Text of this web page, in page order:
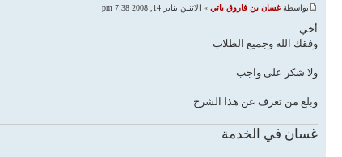
بواسطةغسان بن فاروق باتي » الاثنين يناير 14, 2008 7:38 pm
أخي
وفقك الله وجميع الطلاب
ولا شكر على واجب
وبلغ من تعرف عن هذا الشرح
غسان في الخدمة